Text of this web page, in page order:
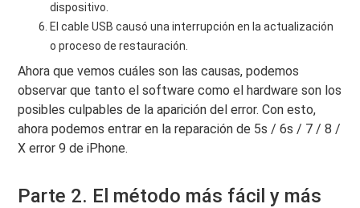
dispositivo.
El cable USB causó una interrupción en la actualización
o proceso de restauración.
Ahora que vemos cuáles son las causas, podemos
observar que tanto el software como el hardware son los
posibles culpables de la aparición del error. Con esto,
ahora podemos entrar en la reparación de 5s / 6s / 7 / 8 /
X error 9 de iPhone.
Parte 2. El método más fácil y más